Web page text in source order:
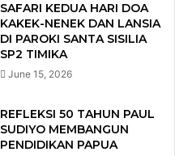
SAFARI KEDUA HARI DOA
KAKEK-NENEK DAN LANSIA
DI PAROKI SANTA SISILIA
SP2 TIMIKA
June 15, 2026
REFLEKSI 50 TAHUN PAUL
SUDIYO MEMBANGUN
PENDIDIKAN PAPUA